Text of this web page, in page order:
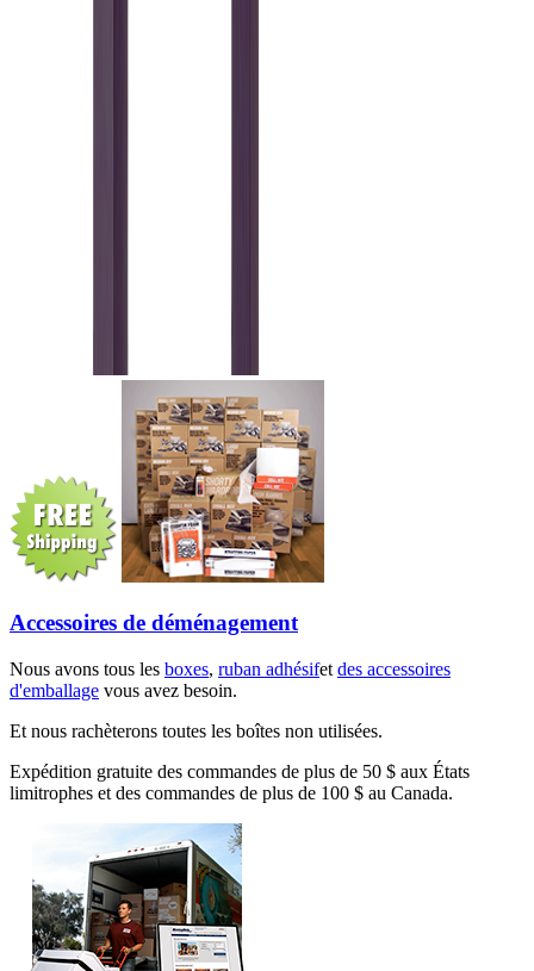
Accessoires de déménagement
Nous avons tous les boxes, ruban adhésifet des accessoires
d'emballage vous avez besoin.
Et nous rachèterons toutes les boîtes non utilisées.
Expédition gratuite des commandes de plus de 50 $ aux États
limitrophes et des commandes de plus de 100 $ au Canada.